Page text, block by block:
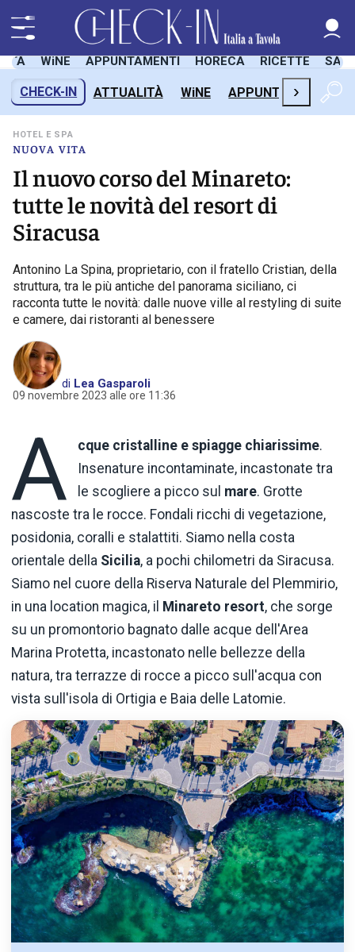
WiNE APPUNTAMENTI HORECA RICETTE
CHECK-IN ATTUALITÀ WiNE APPUNTAMENTI
›
NUOVA VITA
HOTEL E SPA
Il nuovo corso del Minareto:
tutte le novità del resort di
Siracusa
Antonino La Spina, proprietario, con il fratello Cristian, della
struttura, tra le più antiche del panorama siciliano, ci
racconta tutte le novità: dalle nuove ville al restyling di suite
e camere, dai ristoranti al benessere
di Lea Gasparoli
09 novembre 2023 alle ore 11:36
A cque cristalline e spiagge chiarissime.
Insenature incontaminate, incastonate tra
le scogliere a picco sul mare. Grotte
nascoste tra le rocce. Fondali ricchi di vegetazione,
posidonia, coralli e stalattiti. Siamo nella costa
orientale della Sicilia, a pochi chilometri da Siracusa.
Siamo nel cuore della Riserva Naturale del Plemmirio,
in una location magica, il Minareto resort, che sorge
su un promontorio bagnato dalle acque dell'Area
Marina Protetta, incastonato nelle bellezze della
natura, tra terrazze di rocce a picco sull'acqua con
vista sull'isola di Ortigia e Baia delle Latomie.